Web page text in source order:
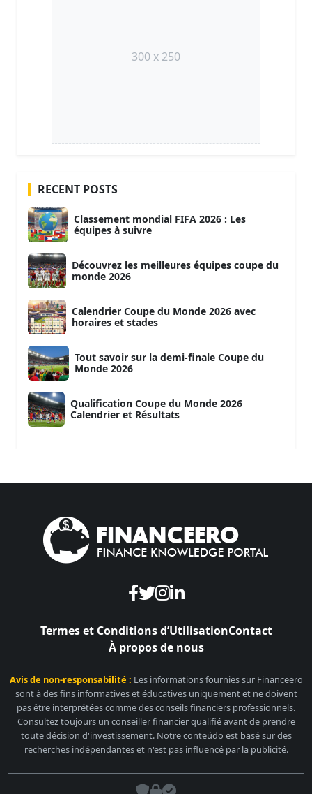
300 x 250
RECENT POSTS
Classement mondial FIFA 2026 : Les
équipes à suivre
Découvrez les meilleures équipes coupe du
monde 2026
Calendrier Coupe du Monde 2026 avec
horaires et stades
Tout savoir sur la demi-finale Coupe du
Monde 2026
Qualification Coupe du Monde 2026
Calendrier et Résultats
Termes et Conditions d’UtilisationContact
À propos de nous
Avis de non-responsabilité : Les informations fournies sur Financeero
sont à des fins informatives et éducatives uniquement et ne doivent
pas être interprétées comme des conseils financiers professionnels.
Consultez toujours un conseiller financier qualifié avant de prendre
toute décision d'investissement. Notre conteúdo est basé sur des
recherches indépendantes et n'est pas influencé par la publicité.